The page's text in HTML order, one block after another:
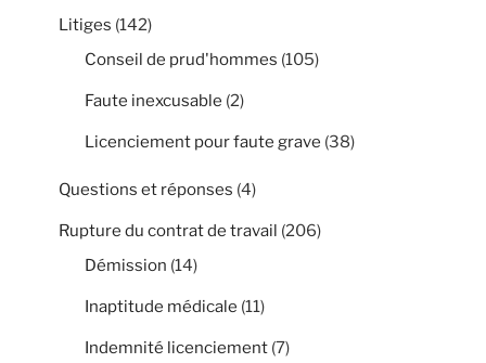
Litiges (142)
Conseil de prud'hommes (105)
Faute inexcusable (2)
Licenciement pour faute grave (38)
Questions et réponses (4)
Rupture du contrat de travail (206)
Démission (14)
Inaptitude médicale (11)
Indemnité licenciement (7)